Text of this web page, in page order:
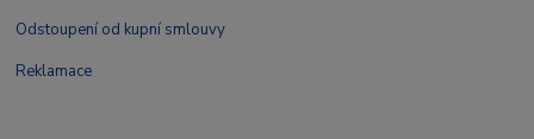
Odstoupení od kupní smlouvy
Reklamace